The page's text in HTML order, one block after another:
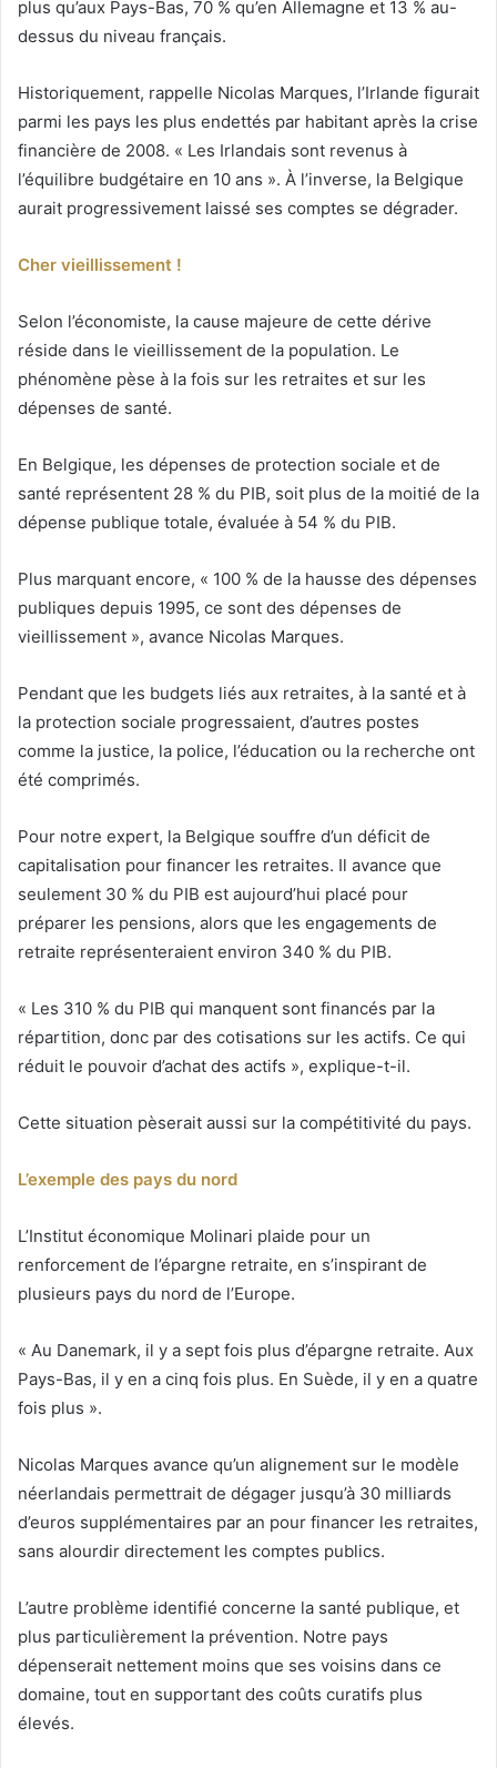
plus qu’aux Pays-Bas, 70 % qu’en Allemagne et 13 % au-
dessus du niveau français.
Historiquement, rappelle Nicolas Marques, l’Irlande figurait
parmi les pays les plus endettés par habitant après la crise
financière de 2008. « Les Irlandais sont revenus à
l’équilibre budgétaire en 10 ans ». À l’inverse, la Belgique
aurait progressivement laissé ses comptes se dégrader.
Cher vieillissement !
Selon l’économiste, la cause majeure de cette dérive
réside dans le vieillissement de la population. Le
phénomène pèse à la fois sur les retraites et sur les
dépenses de santé.
En Belgique, les dépenses de protection sociale et de
santé représentent 28 % du PIB, soit plus de la moitié de la
dépense publique totale, évaluée à 54 % du PIB.
Plus marquant encore, « 100 % de la hausse des dépenses
publiques depuis 1995, ce sont des dépenses de
vieillissement », avance Nicolas Marques.
Pendant que les budgets liés aux retraites, à la santé et à
la protection sociale progressaient, d’autres postes
comme la justice, la police, l’éducation ou la recherche ont
été comprimés.
Pour notre expert, la Belgique souffre d’un déficit de
capitalisation pour financer les retraites. Il avance que
seulement 30 % du PIB est aujourd’hui placé pour
préparer les pensions, alors que les engagements de
retraite représenteraient environ 340 % du PIB.
« Les 310 % du PIB qui manquent sont financés par la
répartition, donc par des cotisations sur les actifs. Ce qui
réduit le pouvoir d’achat des actifs », explique-t-il.
Cette situation pèserait aussi sur la compétitivité du pays.
L’exemple des pays du nord
L’Institut économique Molinari plaide pour un
renforcement de l’épargne retraite, en s’inspirant de
plusieurs pays du nord de l’Europe.
« Au Danemark, il y a sept fois plus d’épargne retraite. Aux
Pays-Bas, il y en a cinq fois plus. En Suède, il y en a quatre
fois plus ».
Nicolas Marques avance qu’un alignement sur le modèle
néerlandais permettrait de dégager jusqu’à 30 milliards
d’euros supplémentaires par an pour financer les retraites,
sans alourdir directement les comptes publics.
L’autre problème identifié concerne la santé publique, et
plus particulièrement la prévention. Notre pays
dépenserait nettement moins que ses voisins dans ce
domaine, tout en supportant des coûts curatifs plus
élevés.